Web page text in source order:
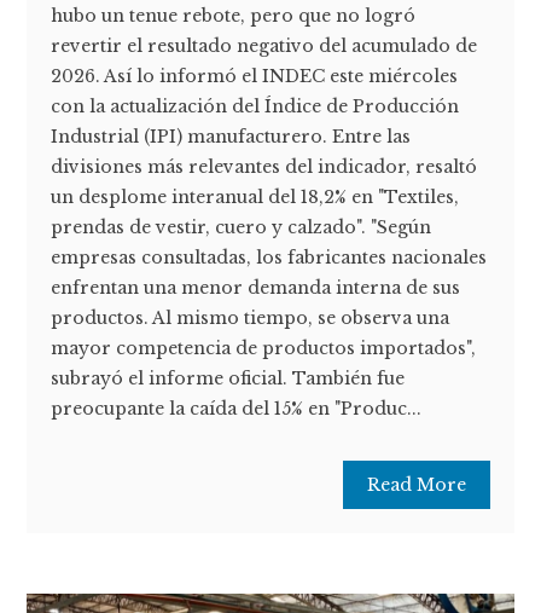
hubo un tenue rebote, pero que no logró
revertir el resultado negativo del acumulado de
2026. Así lo informó el INDEC este miércoles
con la actualización del Índice de Producción
Industrial (IPI) manufacturero. Entre las
divisiones más relevantes del indicador, resaltó
un desplome interanual del 18,2% en "Textiles,
prendas de vestir, cuero y calzado". "Según
empresas consultadas, los fabricantes nacionales
enfrentan una menor demanda interna de sus
productos. Al mismo tiempo, se observa una
mayor competencia de productos importados",
subrayó el informe oficial. También fue
preocupante la caída del 15% en "Produc...
Read More